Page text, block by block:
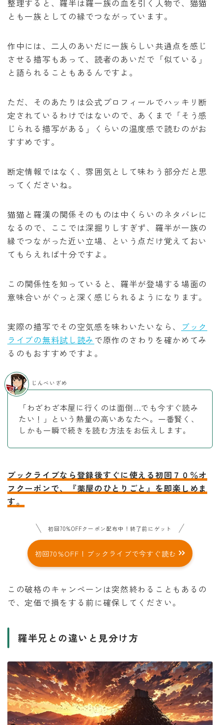
整理すると、羅半は羅一族の血を引く人物で、猫猫
とも一族としての縁でつながっています。
作中には、二人のあいだに一族らしい共通点を感じ
させる描写もあって、読者のあいだで「似ている」
と語られることもあるんですよ。
ただ、そのあたりは公式プロフィールでハッキリ断
定されているわけではないので、あくまで「そう感
じられる描写がある」くらいの温度感で読むのがお
すすめです。
断定情報ではなく、雰囲気として味わう部分だと思
ってくださいね。
猫猫と羅漢の関係そのものは中くらいのネタバレに
なるので、ここでは深掘りしすぎず、羅半が一族の
縁でつながった近い立場、という点だけ覚えておい
てもらえれば十分ですよ。
この関係性を知っていると、羅半が登場する場面の
意味合いがぐっと深く感じられるようになります。
実際の描写でその空気感を味わいたいなら、
ブック
ライブの無料試し読み で原作のさわりを確かめてみ
るのもおすすめですよ。
「わざわざ本屋に行くのは面倒…でも今すぐ読み
たい！」という熱量の高いあなたへ。一番賢く、
しかも一瞬で続きを読む方法をお伝えします。
じんべいざめ
ブックライブなら登録後すぐに使える初回７０％オ
フクーポンで、『薬屋のひとりごと』を即楽しめま
す。
初回70%OFFクーポン配布中！終了前にゲット
初回70%OFF！ブックライブで今すぐ読む
この破格のキャンペーンは突然終わることもあるの
で、定価で損をする前に確保してください。
羅半兄との違いと見分け方